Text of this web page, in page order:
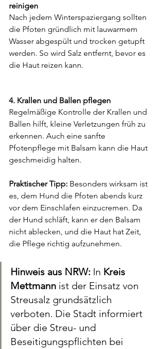
reinigen
Nach jedem Winterspaziergang sollten
die Pfoten gründlich mit lauwarmem
Wasser abgespült und trocken getupft
werden. So wird Salz entfernt, bevor es
die Haut reizen kann.
4. Krallen und Ballen pflegen
Regelmäßige Kontrolle der Krallen und
Ballen hilft, kleine Verletzungen früh zu
erkennen. Auch eine sanfte
Pfotenpflege mit Balsam kann die Haut
geschmeidig halten.
Praktischer Tipp: Besonders wirksam ist
es, dem Hund die Pfoten abends kurz
vor dem Einschlafen einzucremen. Da
der Hund schläft, kann er den Balsam
nicht ablecken, und die Haut hat Zeit,
die Pflege richtig aufzunehmen.
Hinweis aus NRW: In Kreis
Mettmann ist der Einsatz von
Streusalz grundsätzlich
verboten. Die Stadt informiert
über die Streu- und
Beseitigungspflichten bei